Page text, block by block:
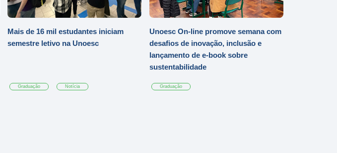
Mais de 16 mil estudantes iniciam
semestre letivo na Unoesc
Graduação Notícia
Unoesc On-line promove semana com
desafios de inovação, inclusão e
lançamento de e-book sobre
sustentabilidade
Graduação